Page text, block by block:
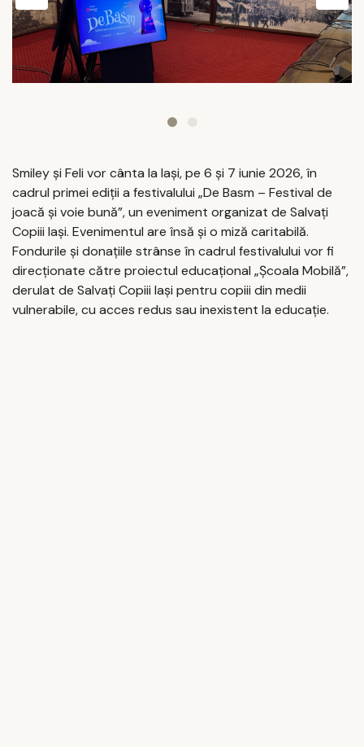
Smiley și Feli vor cânta la Iași, pe 6 și 7 iunie 2026, în
cadrul primei ediții a festivalului „De Basm – Festival de
joacă și voie bună”, un eveniment organizat de Salvați
Copiii Iași. Evenimentul are însă și o miză caritabilă.
Fondurile și donațiile strânse în cadrul festivalului vor fi
direcționate către proiectul educațional „Școala Mobilă”,
derulat de Salvați Copiii Iași pentru copiii din medii
vulnerabile, cu acces redus sau inexistent la educație.